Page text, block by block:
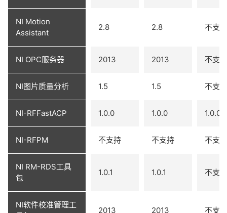
NI Motion
Assistant
2.8 2.8 不支持
NI OPC服务器 2013 2013 不支持
NI图片质量分析 1.5 1.5 不支持
NI-RFFastACP 1.0.0 1.0.0 1.0.0
NI-RFPM 不支持 不支持 不支持
NI RM-RDS工具
包
1.0.1 1.0.1 不支持
NI软件校准管理工
2013 2013 不支持